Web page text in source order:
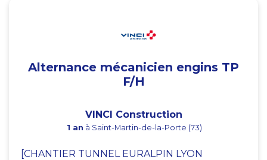
Alternance mécanicien engins TP
F/H
VINCI Construction
1 an à Saint-Martin-de-la-Porte (73)
[CHANTIER TUNNEL EURALPIN LYON